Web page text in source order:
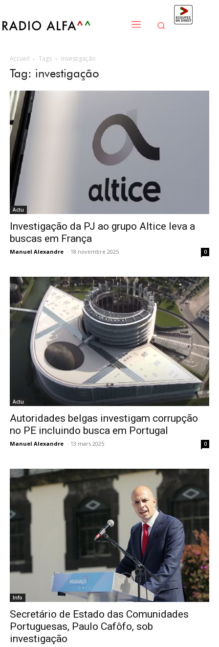
Accueil Tags Investigação
Tag: investigação
Actu
Investigação da PJ ao grupo Altice leva a
buscas em França
Manuel Alexandre - 18 novembre 2025 0
Actu
Autoridades belgas investigam corrupção
no PE incluindo busca em Portugal
Manuel Alexandre - 13 mars 2025 0
Info
Secretário de Estado das Comunidades
Portuguesas, Paulo Cafôfo, sob
investigação